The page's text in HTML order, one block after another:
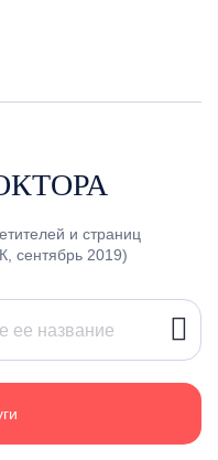
и страниц
сентябрь 2019)